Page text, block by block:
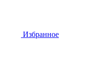
Избранное